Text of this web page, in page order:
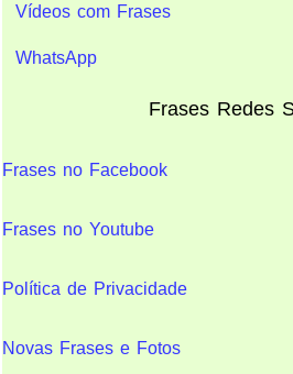
Vídeos com Frases
WhatsApp
Frases Redes
Frases no Facebook
Frases no Youtube
Política de Privacidade
Novas Frases e Fotos